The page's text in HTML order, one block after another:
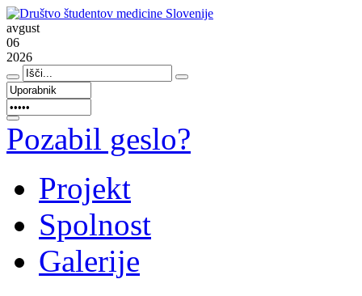
avgust
06
2026
Pozabil geslo?
Projekt
Spolnost
Galerije